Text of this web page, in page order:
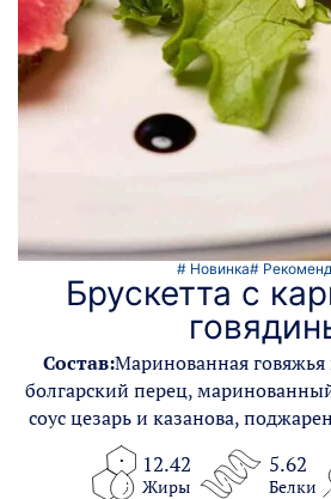
# Новинка#
Брускетта с
Состав:Маринованная
болгарский перец,
соус цезарь и казанова,
12.42
Жиры
5.62
Белки